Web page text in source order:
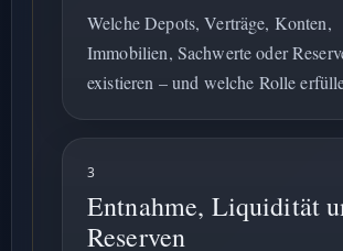
Welche Depots, Verträge, Konten,
Immobilien, Sachwerte oder
existieren – und welche Rolle
3
Entnahme, Liquidität
Reserven